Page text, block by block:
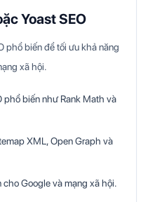
Yoast SEO
phổ biến để tối ưu khả năng
xã hội.
biến như Rank Math và
XML, Open Graph và
Google và mạng xã hội.